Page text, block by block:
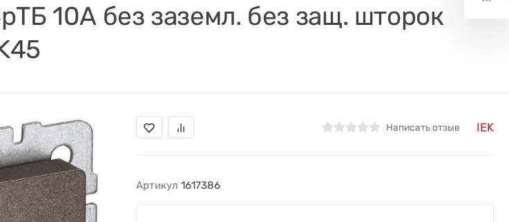
10А без заземл. без защ. шторок
Написать отзыв IEK
Артикул 1617386